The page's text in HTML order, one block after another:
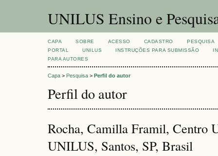
UNILUS Ensino e
CAPA SOBRE ACESSO CADASTRO
PESQUISA
PORTAL
UNILUS INSTRUÇÕES PARA SUBMISSÃO
PARA AUTORES
Capa > Pesquisa > Perfil do autor
Perfil do autor
Rocha, Camilla Framil, Centro
UNILUS, Santos, SP, Brasil